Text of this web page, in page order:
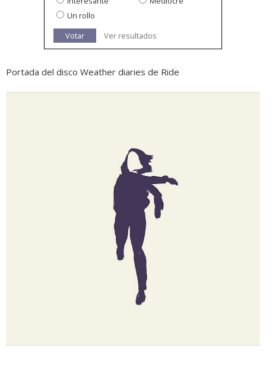
Un rollo
Votar
Ver resultados
Portada del disco Weather diaries de Ride